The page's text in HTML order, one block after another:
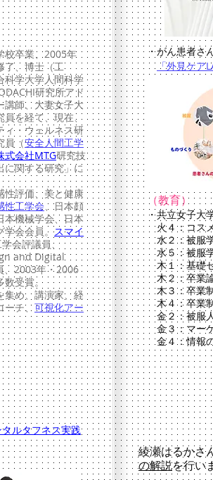
卒業、2005年
了、博士（工
科学大学人間科学
研究所アド
講師、大妻女子大
を経て、現在、
ィ・ウェルネス研
員（安全人間工学
式会社MTG研究技
に関する研究」に
評価、美と健康
性工学会、日本顔
本機械学会、日本
学会会員。スマイ
会評議員、
and Digital
、2003年・2006
数受賞。
め、講演家、経
チ、 可視化アー
ルタフネス実践
・がん患者さ
「外見ケア
（教育）
・共立女子大
火４：コス
水２：被服
水５：被服
木１：基礎
木２：卒業
木３：卒業
木４：卒業
金２：被服
金３：マー
金４：情報
綾瀬はるかさ
の解説を行い